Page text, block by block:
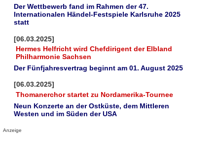
Der Wettbewerb fand im Rahmen der 47.
Internationalen Händel-Festspiele Karlsruhe 2025
statt
[06.03.2025]
Hermes Helfricht wird Chefdirigent der Elbland
Philharmonie Sachsen
Der Fünfjahresvertrag beginnt am 01. August 2025
[06.03.2025]
Thomanerchor startet zu Nordamerika-Tournee
Neun Konzerte an der Ostküste, dem Mittleren
Westen und im Süden der USA
Anzeige